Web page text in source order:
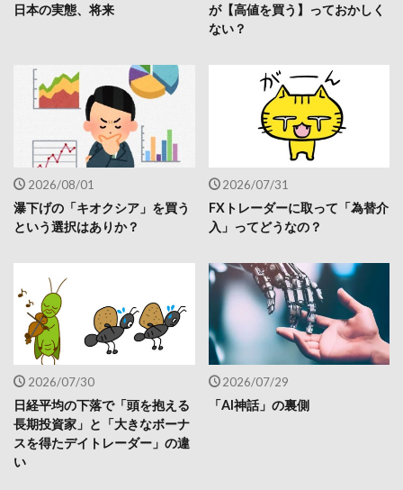
日本の実態、将来
が【高値を買う】っておかしく
ない？
2026/08/01
瀑下げの「キオクシア」を買う
という選択はありか？
2026/07/31
FXトレーダーに取って「為替介
入」ってどうなの？
2026/07/30
日経平均の下落で「頭を抱える
長期投資家」と「大きなボーナ
スを得たデイトレーダー」の違
い
2026/07/29
「AI神話」の裏側